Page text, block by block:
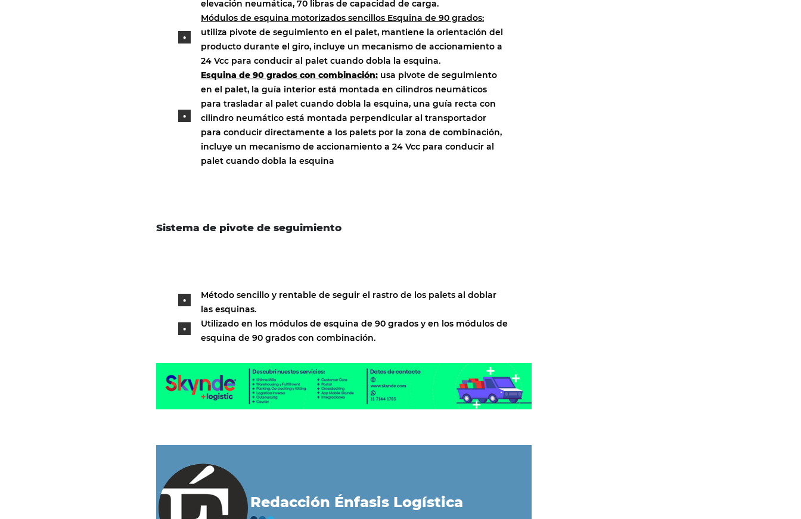
elevación neumática, 70 libras de capacidad de carga.
Módulos de esquina motorizados sencillos Esquina de 90 grados:
utiliza pivote de seguimiento en el palet, mantiene la orientación del
producto durante el giro, incluye un mecanismo de accionamiento a
24 Vcc para conducir al palet cuando dobla la esquina.
Esquina de 90 grados con combinación: usa pivote de seguimiento
en el palet, la guía interior está montada en cilindros neumáticos
para trasladar al palet cuando dobla la esquina, una guía recta con
cilindro neumático está montada perpendicular al transportador
para conducir directamente a los palets por la zona de combinación,
incluye un mecanismo de accionamiento a 24 Vcc para conducir al
palet cuando dobla la esquina
Sistema de pivote de seguimiento
Método sencillo y rentable de seguir el rastro de los palets al doblar
las esquinas.
Utilizado en los módulos de esquina de 90 grados y en los módulos de
esquina de 90 grados con combinación.
Redacción Énfasis Logística